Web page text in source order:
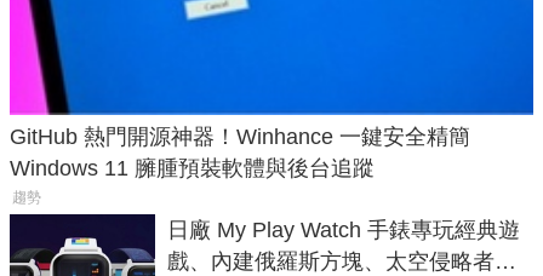
GitHub 熱門開源神器！Winhance 一鍵安全精簡
Windows 11 臃腫預裝軟體與後台追蹤
趨勢
日廠 My Play Watch 手錶專玩經典遊
戲、內建俄羅斯方塊、太空侵略者，